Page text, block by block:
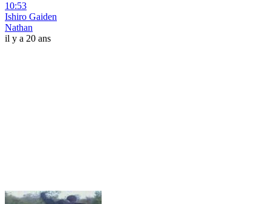
10:53
Ishiro Gaiden
Nathan
il y a 20 ans